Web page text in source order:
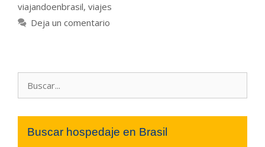
viajandoenbrasil, viajes
Deja un comentario
Buscar hospedaje en Brasil